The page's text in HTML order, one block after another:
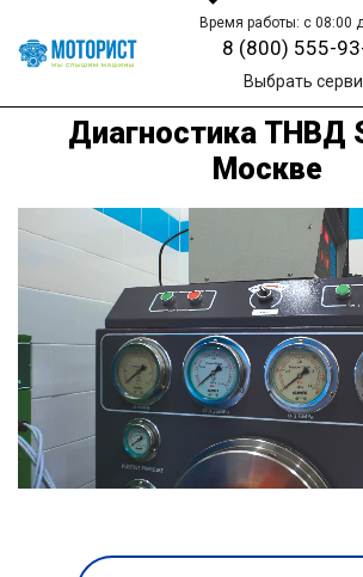
Время работы: с 08:00
8 (800) 555-
Выбрать
Диагностика ТНВД
Москве